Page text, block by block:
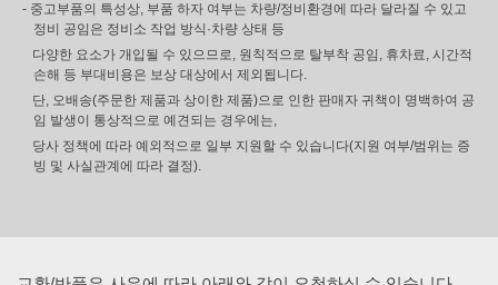
- 중고부품의 특성상, 부품 하자 여부는 차량/정비환경에 따라 달라질 수 있고
정비 공임은 정비소 작업 방식·차량 상태 등
다양한 요소가 개입될 수 있으므로, 원칙적으로 탈부착 공임, 휴차료, 시간적
손해 등 부대비용은 보상 대상에서 제외됩니다.
단, 오배송(주문한 제품과 상이한 제품)으로 인한 판매자 귀책이 명백하여 공
임 발생이 통상적으로 예견되는 경우에는,
당사 정책에 따라 예외적으로 일부 지원할 수 있습니다(지원 여부/범위는 증
빙 및 사실관계에 따라 결정).